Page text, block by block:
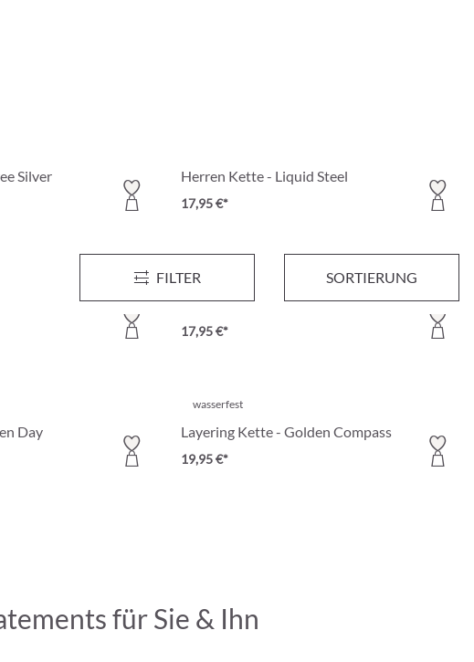
FILTER SORTIERUNG
Silver Herren Kette - Liquid Steel
17,95 €*
wasserfest
Herren Kette - Silver Day
17,95 €*
Day
wasserfest
Layering Kette - Golden Compass
19,95 €*
für Sie & Ihn